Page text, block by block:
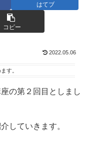
はてブ
コピー
2022.05.06
す。
の第２回目としまし
していきます。